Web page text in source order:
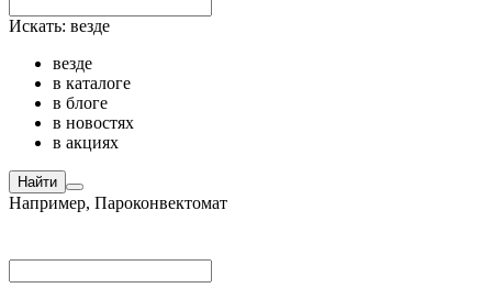
Искать: везде
везде
в каталоге
в блоге
в новостях
в акциях
Найти
Например, Пароконвектомат